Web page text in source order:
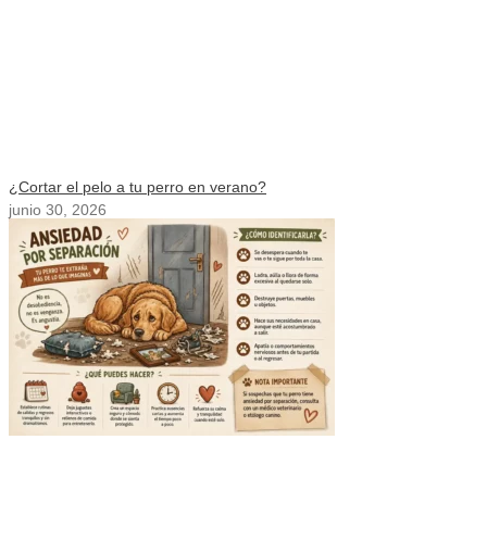
¿Cortar el pelo a tu perro en verano?
junio 30, 2026